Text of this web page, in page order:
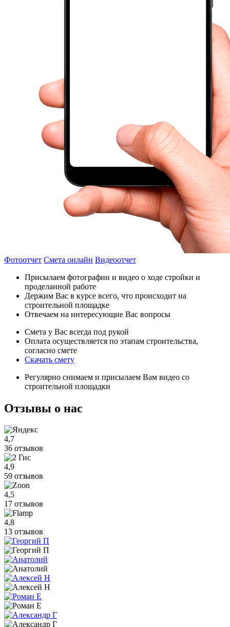
Фотоотчет Смета онлайн Видеоотчет
Присылаем фотографии и видео о ходе стройки и
проделанной работе
Держим Вас в курсе всего, что происходит на
строительной площадке
Отвечаем на интересующие Вас вопросы
Смета у Вас всегда под рукой
Оплата осуществляется по этапам строительства,
согласно смете
Скачать смету
Регулярно снимаем и присылаем Вам видео со
строительной площадки
Отзывы о нас
4,7
36 отзывов
4,9
59 отзывов
4,5
17 отзывов
4,8
13 отзывов